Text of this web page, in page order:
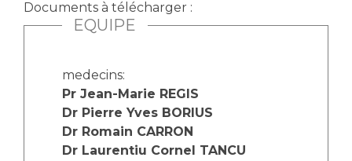
Salon des familles
Transports sanitaires
Handicap
Handi 13
Les structures de recherche
Écoles et Instituts de Formation
Plateforme des internes
Documents à télécharger :
EQUIPE
medecins:
Pr Jean-Marie REGIS
Dr Pierre Yves BORIUS
Dr Romain CARRON
Dr Laurentiu Cornel TANCU